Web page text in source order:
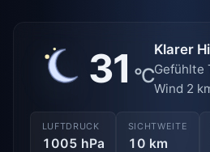
31 °C
Klarer
Gefühlte
Wind 2
LUFTDRUCK
1005 hPa
SICHTWEITE
10 km